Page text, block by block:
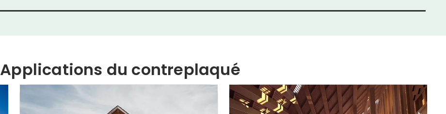
Applications du contreplaqué